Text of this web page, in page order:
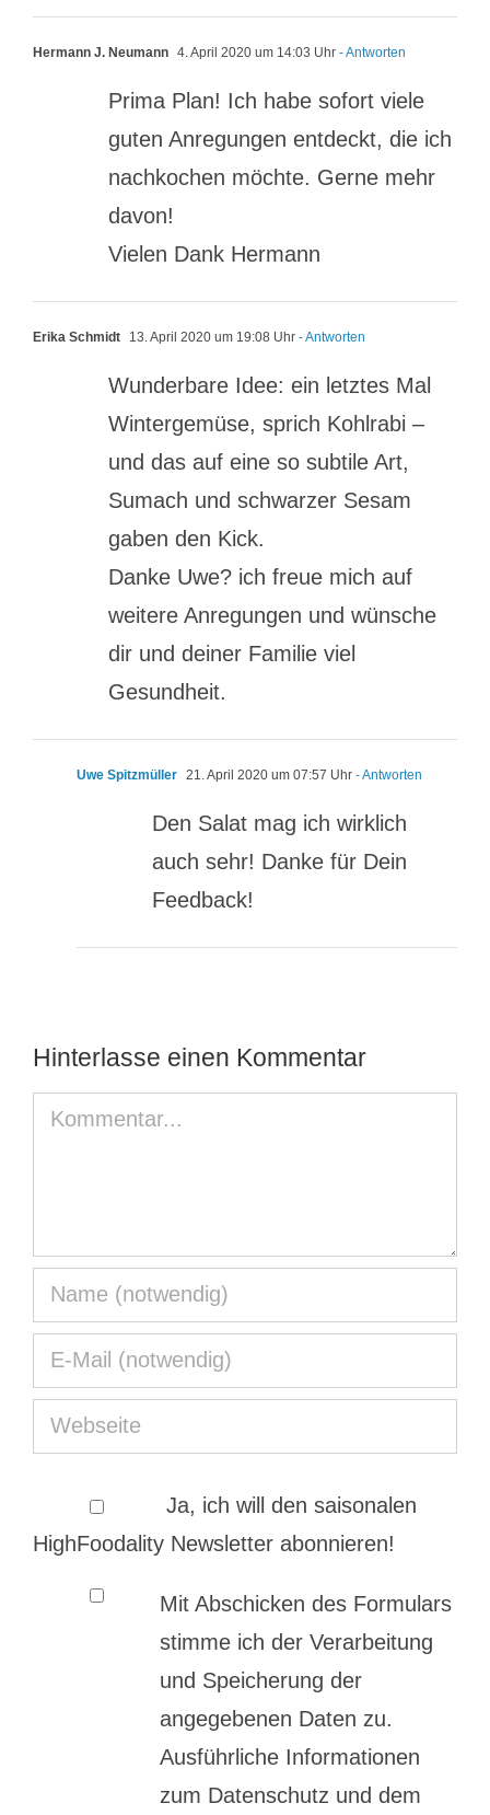
Hermann J. Neumann 4. April 2020 um 14:03 Uhr - Antworten
Prima Plan! Ich habe sofort viele
guten Anregungen entdeckt, die ich
nachkochen möchte. Gerne mehr
davon!
Vielen Dank Hermann
Erika Schmidt 13. April 2020 um 19:08 Uhr - Antworten
Wunderbare Idee: ein letztes Mal
Wintergemüse, sprich Kohlrabi –
und das auf eine so subtile Art,
Sumach und schwarzer Sesam
gaben den Kick.
Danke Uwe? ich freue mich auf
weitere Anregungen und wünsche
dir und deiner Familie viel
Gesundheit.
Uwe Spitzmüller 21. April 2020 um 07:57 Uhr - Antworten
Den Salat mag ich wirklich
auch sehr! Danke für Dein
Feedback!
Hinterlasse einen Kommentar
Kommentar
Ja, ich will den saisonalen
HighFoodality Newsletter abonnieren!
Mit Abschicken des Formulars
stimme ich der Verarbeitung
und Speicherung der
angegebenen Daten zu.
Ausführliche Informationen
zum Datenschutz und dem